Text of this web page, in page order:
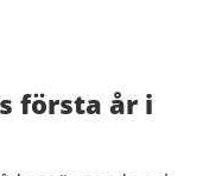
första år i